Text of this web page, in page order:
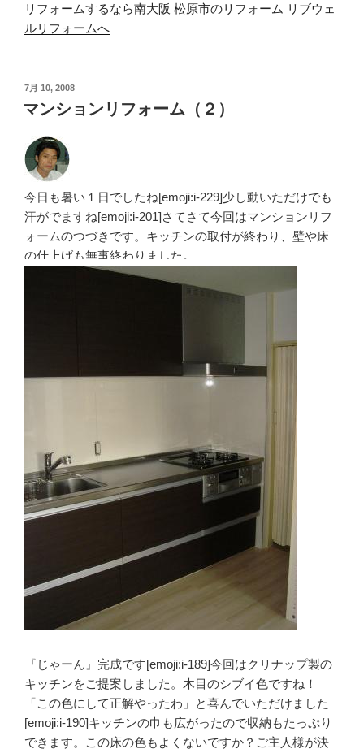
リフォームするなら南大阪 松原市のリフォーム リブウェ
ルリフォームへ
投
日:
7月 10, 2008
マンションリフォーム（２）
今日も暑い１日でしたね[emoji:i-229]少し動いただけでも
汗がでますね[emoji:i-201]さてさて今回はマンションリフ
ォームのつづきです。キッチンの取付が終わり、壁や床
の仕上げも無事終わりました。
『じゃーん』完成です[emoji:i-189]今回はクリナップ製の
キッチンをご提案しました。木目のシブイ色ですね！
「この色にして正解やったわ」と喜んでいただけました
[emoji:i-190]キッチンの巾も広がったので収納もたっぷり
できます。この床の色もよくないですか？ご主人様が決